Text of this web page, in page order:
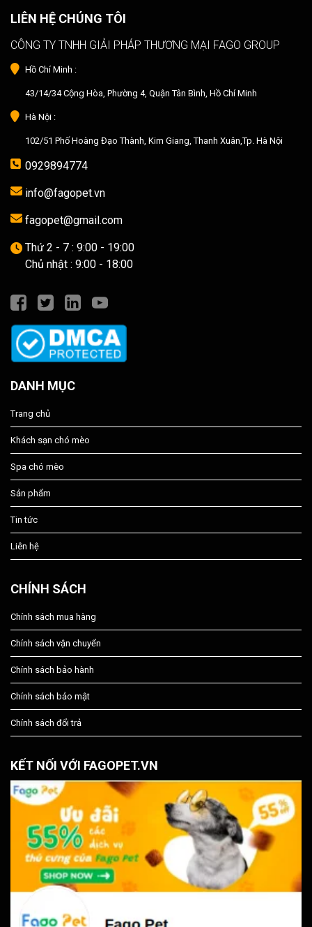
LIÊN HỆ CHÚNG TÔI
CÔNG TY TNHH GIẢI PHÁP THƯƠNG MẠI FAGO GROUP
Hồ Chí Minh :
43/14/34 Cộng Hòa, Phường 4, Quận Tân Bình, Hồ Chí Minh
Hà Nội :
102/51 Phố Hoàng Đạo Thành, Kim Giang, Thanh Xuân,Tp. Hà Nội
0929894774
info@fagopet.vn
fagopet@gmail.com
Thứ 2 - 7 : 9:00 - 19:00
Chủ nhật : 9:00 - 18:00
DANH MỤC
Trang chủ
Khách sạn chó mèo
Spa chó mèo
Sản phẩm
Tin tức
Liên hệ
CHÍNH SÁCH
Chính sách mua hàng
Chính sách vận chuyển
Chính sách bảo hành
Chính sách bảo mật
Chính sách đổi trả
KẾT NỐI VỚI FAGOPET.VN